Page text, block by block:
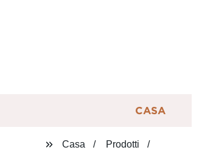
CASA
Casa
Prodotti